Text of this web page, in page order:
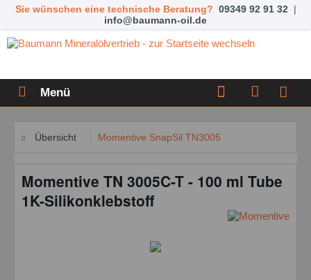
Sie wünschen eine technische Beratung? 09349 92 91 32 |
info@baumann-oil.de
Menü
Übersicht Momentive SnapSil TN3005
Momentive TN 3005C-T - 100 ml Tube
1K-Silikonklebstoff